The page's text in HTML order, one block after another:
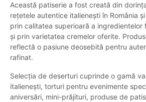
Această patiserie a fost creată din
rețetele autentice italienești în România
prin calitatea superioară a ingredientelor
și prin varietatea cremelor oferite.
reflectă o pasiune deosebită pentru
rafinat.
Selecția de deserturi cuprinde o gamă
italienești, torturi pentru evenimente
aniversări, mini-prăjituri, produse de